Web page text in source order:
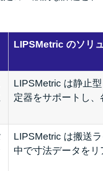
LIPSMetric のソリ
LIPSMetric は静止
定器をサポートし
LIPSMetric は搬送
中で寸法データを